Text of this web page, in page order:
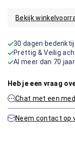
Bekijk
30 dagen
Prettig & Veilig
Al meer dan 70
Heb je een vraag
Chat met een
Neem contact op